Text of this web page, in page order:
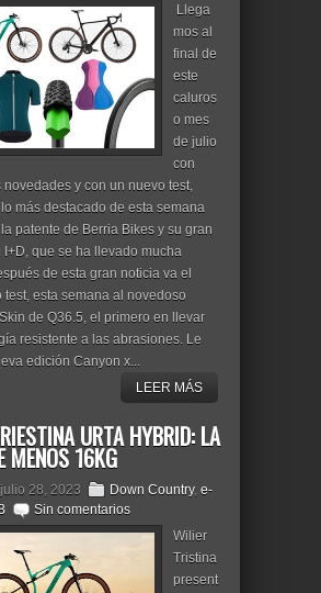
Llega
mos al
final de
este
caluros
o mes
de julio
con
novedades y con un nuevo test,
más destacado de esta semana
patente de Berria Bikes y su gran
que se ha llevado mucha
de esta gran noticia va el
test, esta semana al novedoso
de Q36.5, el primero en llevar
resistente a las abrasiones. Le
edición Canyon x...
LEER MÁS
URTA HYBRID: LA
MENOS 16KG
28, 2023 Down Country, e-
Sin comentarios
Wilier
Tristina
present